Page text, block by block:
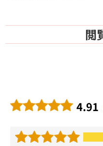
閲
4.91